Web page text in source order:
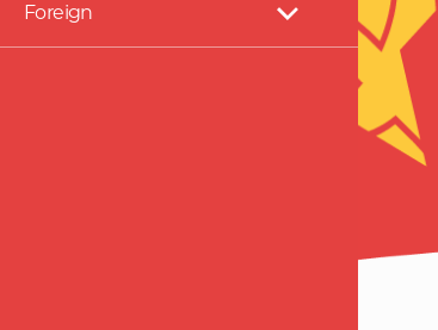
Foreign
Vis
undermenu